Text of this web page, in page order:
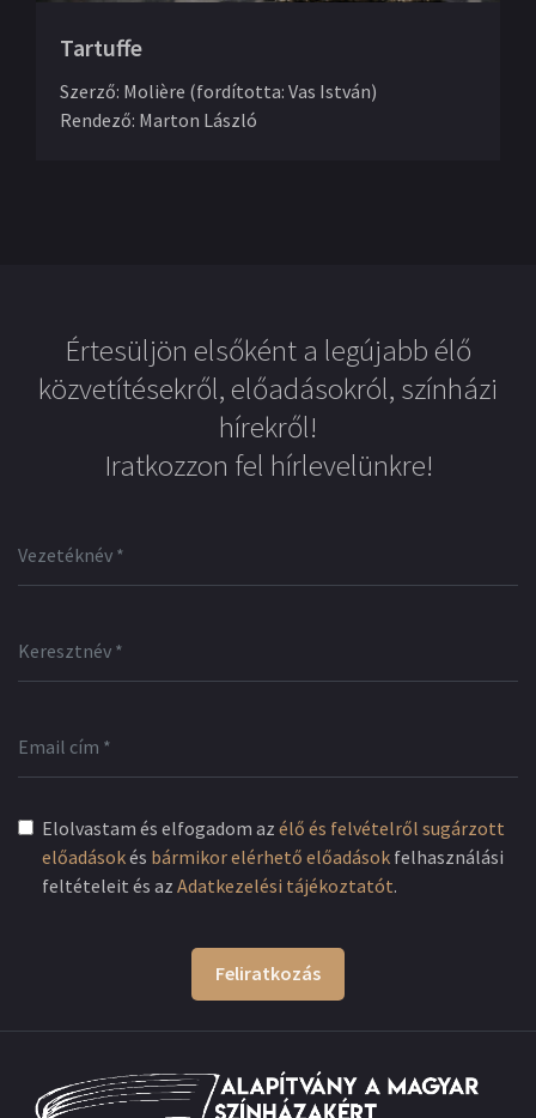
Tartuffe
Szerző: Molière (fordította: Vas István)
Rendező: Marton László
Értesüljön elsőként a legújabb élő
közvetítésekről, előadásokról, színházi
hírekről!
Iratkozzon fel hírlevelünkre!
Elolvastam és elfogadom az élő és felvételről sugárzott
előadásokés bármikor elérhető előadások felhasználási
feltételeit és az Adatkezelési tájékoztatót.
Feliratkozás